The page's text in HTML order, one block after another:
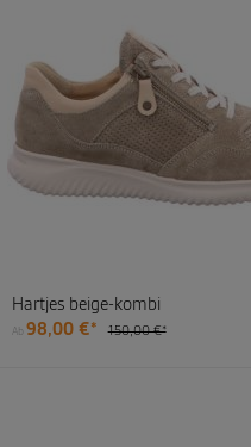
Hartjes beige-kombi
Ab 98,00 €* 150,00 €*